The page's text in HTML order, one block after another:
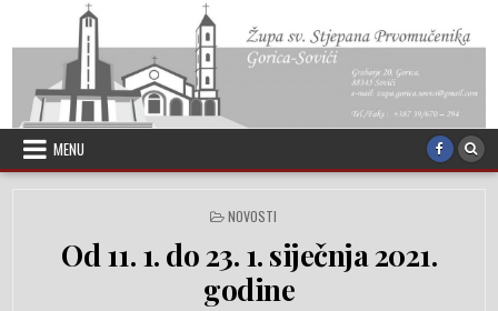
Skip to content
MENU
POSTED IN
NOVOSTI
Od 11. 1. do 23. 1. siječnja 2021.
godine